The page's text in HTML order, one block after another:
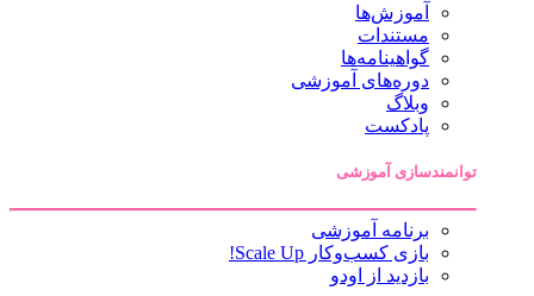
آموزش‌ها
مستندات
گواهینامه‌ها
دوره‌های آموزشی
وبلاگ
پادکست
توانمندسازی آموزشی
برنامه آموزشی
بازی کسب‌وکار Scale Up!
بازدید از اودو